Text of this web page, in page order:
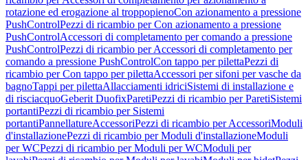
rotazione ed erogazione al troppopienoCon azionamento a pressione
PushControlPezzi di ricambio per Con azionamento a pressione
PushControlAccessori di completamento per comando a pressione
PushControlPezzi di ricambio per Accessori di completamento per
comando a pressione PushControlCon tappo per pilettaPezzi di
ricambio per Con tappo per pilettaAccessori per sifoni per vasche da
bagnoTappi per pilettaAllacciamenti idriciSistemi di installazione e
di risciacquoGeberit DuofixParetiPezzi di ricambio per ParetiSistemi
portantiPezzi di ricambio per Sistemi
portantiPannellatureAccessoriPezzi di ricambio per AccessoriModuli
d'installazionePezzi di ricambio per Moduli d'installazioneModuli
per WCPezzi di ricambio per Moduli per WCModuli per